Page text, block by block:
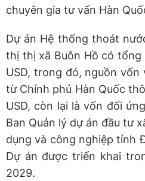
chuyên gia tư vấn Hàn
Dự án Hệ thống thoát
thị thị xã Buôn Hồ có
USD, trong đó, nguồn
từ Chính phủ Hàn Quốc
USD, còn lại là vốn đối
Ban Quản lý dự án đầu tư
dụng và công nghiệp tỉnh
Dự án được triển khai
2029.